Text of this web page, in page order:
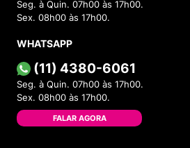
Por que é um sucesso?
A combinação de cores ousadas
fazem deste modelo um dos mais
3. New Balance 550 Cinza com
O New Balance 550 Cinza com Azul
para quem busca um tênis versátil
combinação de tons neutros com
Seg. à Quin. 07h00 às 17h00.
Sex. 08h00 às 17h00.
WHATSAPP
(11) 4380-6061
Seg. à Quin. 07h00 às 17h00.
Sex. 08h00 às 17h00.
FALAR AGORA